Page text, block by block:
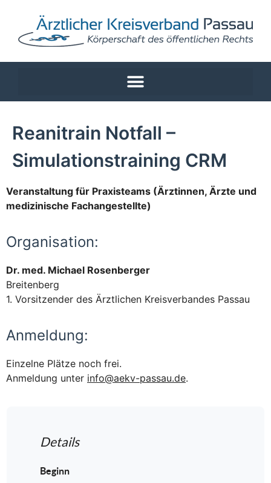
Reanitrain Notfall –
Simulationstraining CRM
Veranstaltung für Praxisteams (Ärztinnen, Ärzte und
medizinische Fachangestellte)
Organisation:
Dr. med. Michael Rosenberger
Breitenberg
1. Vorsitzender des Ärztlichen Kreisverbandes Passau
Anmeldung:
Einzelne Plätze noch frei.
Anmeldung unter info@aekv-passau.de.
Details
Beginn